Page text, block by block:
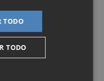
TODO
TODO